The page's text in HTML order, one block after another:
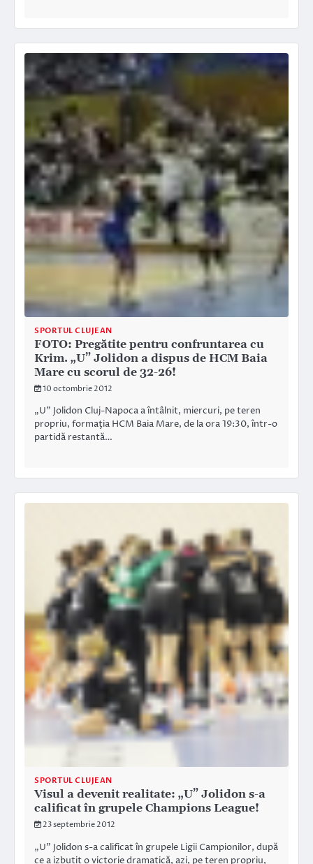
SPORTUL CLUJEAN
FOTO: Pregătite pentru confruntarea cu
Krim. „U” Jolidon a dispus de HCM Baia
Mare cu scorul de 32-26!
10 octombrie 2012
„U” Jolidon Cluj-Napoca a întâlnit, miercuri, pe teren
propriu, formaţia HCM Baia Mare, de la ora 19:30, într-o
partidă restantă…
SPORTUL CLUJEAN
Visul a devenit realitate: „U” Jolidon s-a
calificat în grupele Champions League!
23 septembrie 2012
„U” Jolidon s-a calificat în grupele Ligii Campionilor, după
ce a izbutit o victorie dramatică, azi, pe teren propriu,